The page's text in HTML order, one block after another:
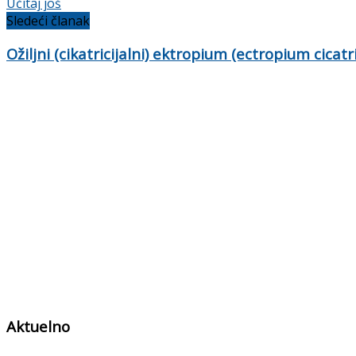
Sledeći članak
Ožiljni (cikatricijalni) ektropium (ectropium
Aktuelno